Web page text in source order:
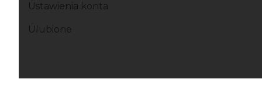
Ustawienia konta
Ulubione